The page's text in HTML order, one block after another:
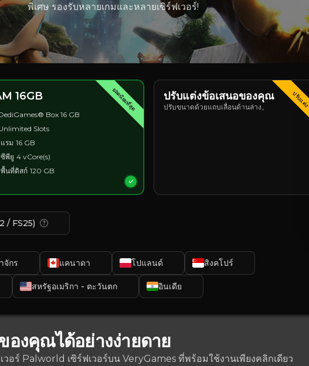
พิเศษ รองรับหลายเกมและหลายเซิร์ฟเวอร์!
ยอดนิยมที่สุด
16GB
Box 16 GB
Slots
แรม 16 GB
ซีพียู 4 vCore(s)
พื้นที่ดิสก์ 120 GB
ปรับแ
ปรับแต่งข้อเสนอของคุณ
ปรับขนาดด้วยแถบเลื่อนด้านล่าง。
/ FS25)
จักร แคนาดา โปแลนด์ สิงคโปร์
สหรัฐอเมริกา - ตะวันตก อินเดีย
องคุณได้อย่างง่ายดาย
อร์ Palworld เซิร์ฟเวอร์บน VeryGames ที่พร้อมใช้งานเพียงคลิกเดียว